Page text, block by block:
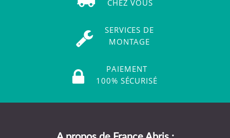
CHEZ VOUS
SERVICES DE
MONTAGE
PAIEMENT
100% SÉCURISÉ